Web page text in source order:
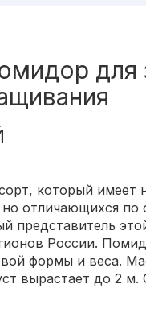
для
который имеет
отличающихся по
представитель
России.
формы и веса.
вырастает до 2 м.